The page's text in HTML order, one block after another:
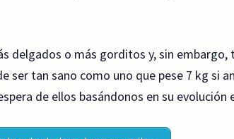
delgados o más gorditos y, sin embargo,
ser tan sano como uno que pese 7 kg si
de ellos basándonos en su evolución